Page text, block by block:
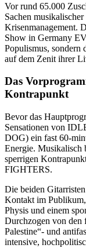
Vor rund 65.000
Sachen
Krisenmanagement.
Show in Germany
Populismus, sondern
auf dem Zenit ihrer
Das
Kontrapunkt
Bevor das
Sensationen von
DOG) ein fast 60-
Energie. Musikalisch
sperrigen
FIGHTERS.
Die beiden
Kontakt im
Physis und einem
Durchzogen von den
Palestine“- und
intensive,